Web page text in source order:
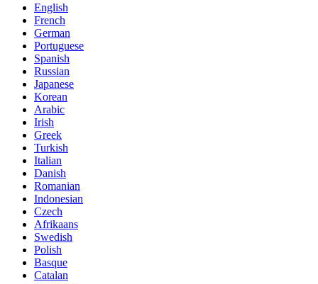
English
French
German
Portuguese
Spanish
Russian
Japanese
Korean
Arabic
Irish
Greek
Turkish
Italian
Danish
Romanian
Indonesian
Czech
Afrikaans
Swedish
Polish
Basque
Catalan